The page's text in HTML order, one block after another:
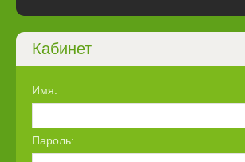
Кабинет
Имя:
Пароль: